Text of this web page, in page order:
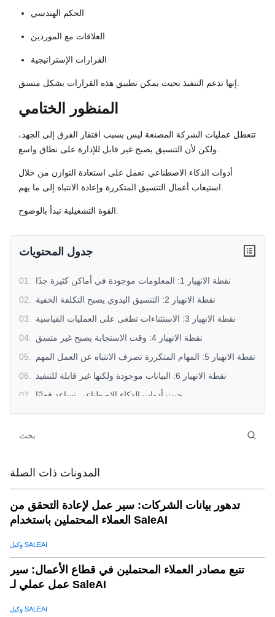
الحكم الهندسي
العلاقات مع الموردين
القرارات الإستراتيجية
المنظور الختامي
تتعطل عمليات الشركة المصنعة ليس بسبب افتقار الفرق إلى الجهد،
أدوات الذكاء الاصطناعي تعمل على استعادة التوازن من خلال
جدول المحتويات
01
نقطة الانهيار 1: المعلومات موجودة في أماكن كثيرة جدًا
02
نقطة الانهيار 2: التنسيق اليدوي يصبح التكلفة الخفية
03
نقطة الانهيار 3: الاستثناءات تطغى على العمليات القياسية
04
نقطة الانهيار 4: وقت الاستجابة يصبح غير متسق
05
نقطة الانهيار 5: المهام المتكررة تصرف الانتباه عن العمل المهم
06
نقطة الانهيار 6: البيانات موجودة ولكنها غير قابلة للتنفيذ
07
حيث أدوات الذكاء الاصطناعي تساعد فعليًا
08.
SaleAI السياق (غير ترويجي)
09.
11
المنظور الختامي
المدونات ذات الصلة
تدهور بيانات الشركات: سير عمل لإعادة التحقق من
العملاء المحتملين باستخدام SaleAI
وكيل SALEAI
تتبع مصادر العملاء المحتملين في قطاع الأعمال: سير
عمل عملي لـ SaleAI
وكيل SALEAI